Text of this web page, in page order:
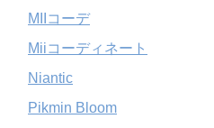
MIIコーデ
Miiコーディネート
Niantic
Pikmin Bloom